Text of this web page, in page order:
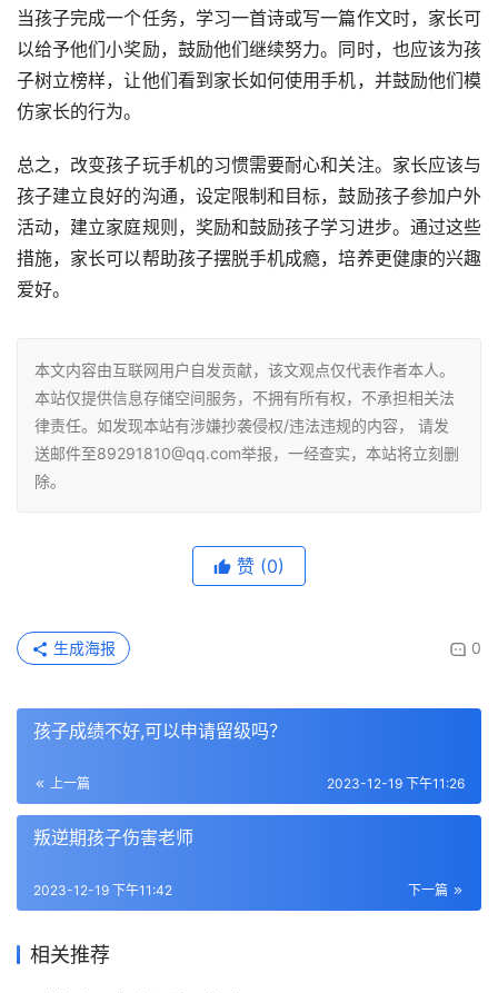
当孩子完成一个任务，学习一首诗或写一篇作文时，家长可
以给予他们小奖励，鼓励他们继续努力。同时，也应该为孩
子树立榜样，让他们看到家长如何使用手机，并鼓励他们模
仿家长的行为。
总之，改变孩子玩手机的习惯需要耐心和关注。家长应该与
孩子建立良好的沟通，设定限制和目标，鼓励孩子参加户外
活动，建立家庭规则，奖励和鼓励孩子学习进步。通过这些
措施，家长可以帮助孩子摆脱手机成瘾，培养更健康的兴趣
爱好。
本文内容由互联网用户自发贡献，该文观点仅代表作者本人。
本站仅提供信息存储空间服务，不拥有所有权，不承担相关法
律责任。如发现本站有涉嫌抄袭侵权/违法违规的内容， 请发
送邮件至89291810@qq.com举报，一经查实，本站将立刻删
除。
赞 (0)
0
生成海报
孩子成绩不好,可以申请留级吗？
上一篇 2023-12-19 下午11:26
叛逆期孩子伤害老师
下一篇
2023-12-19 下午11:42
相关推荐